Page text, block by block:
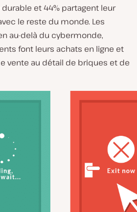
et 44% partagent leur
le reste du monde. Les
au-delà du cybermonde,
font leurs achats en ligne et
vente au détail de briques et de